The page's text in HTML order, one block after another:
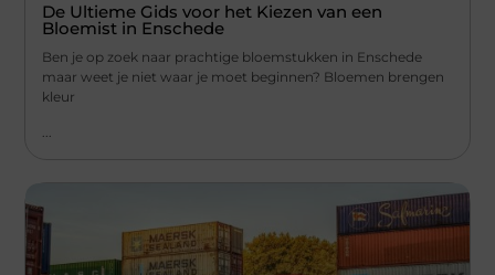
De Ultieme Gids voor het Kiezen van een
Bloemist in Enschede
Ben je op zoek naar prachtige bloemstukken in Enschede
maar weet je niet waar je moet beginnen? Bloemen brengen
kleur
...